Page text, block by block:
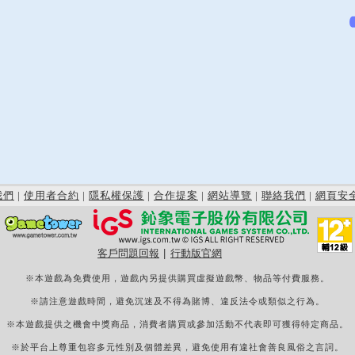
們 | 使用者合約 | 隱私權保護 | 合作提案 | 網站導覽 | 聯絡我們 | 網頁安
客戶問題回報 行動版官網
※本遊戲為免費使用，遊戲內另提供購買虛擬遊戲幣、物品等付費服務。
※請注意遊戲時間，避免沉迷及不得為賭博、違反法令或類似之行為。
※本遊戲提供之機會中獎商品，消費者購買或參加活動不代表即可獲得特定商品。
※於平台上尊重包容多元性別及個體差異，避免使用有違社會善良風俗之言詞。